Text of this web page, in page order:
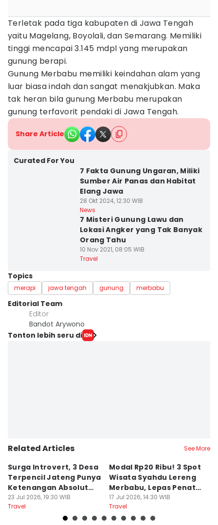
Terletak pada tiga kabupaten di Jawa Tengah
yaitu Magelang, Boyolali, dan Semarang. Memiliki
tinggi mencapai 3.145 mdpl yang merupakan
gunung berapi.
Gunung Merbabu memiliki keindahan alam yang
luar biasa indah dan sangat menakjubkan. Maka
tak heran bila gunung Merbabu merupakan
gunung terfavorit pendaki di Jawa Tengah.
Share Article
Curated For You
7 Fakta Gunung Ungaran, Miliki
Sumber Air Panas dan Habitat
Elang Jawa
28 Okt 2024, 12:30 WIB
News
7 Misteri Gunung Lawu dan
Lokasi Angker yang Tak Banyak
Orang Tahu
10 Nov 2021, 08:05 WIB
Travel
Topics
merapi jawa tengah gunung merbabu
Editorial Team
Editor
Bandot Arywono
Tonton lebih seru di
Related Articles See More
Surga Introvert, 3 Desa
Terpencil Jateng Punya
Ketenangan Absolut
Untuk Disconect
23 Jul 2026, 19:30 WIB
Travel
Modal Rp20 Ribu! 3 Spot
Wisata Syahdu Lereng
Merbabu, Lepas Penat
akhir Pekan!
17 Jul 2026, 14:30 WIB
Travel